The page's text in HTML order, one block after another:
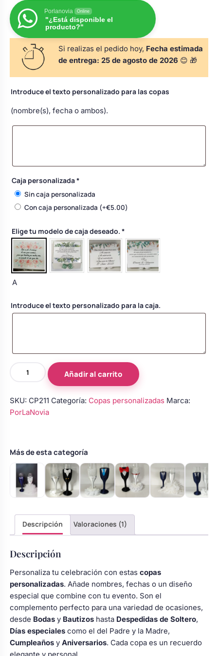
para arras
alianzas
damas de honor
bebé boda
floral coche
Perchas de comunión
personalizadas
Rasca y Gana para Comunión:
Sorpresas y Diversión
Bolsos personalizados
Neceseres personalizados
Otros regalos
Ver todo
Porlanovia Online
"¿Está disponible el
producto?"
Si realizas el pedido hoy, Fecha estimada
de entrega: 25 de agosto de 2026 😊 🎁
Introduce el texto personalizado para las copas
(nombre(s), fecha o ambos).
Caja personalizada*
Sin caja personalizada
Con caja personalizada (+€5.00)
Elige tu modelo de caja deseado. *
A
Introduce el texto personalizado para la caja.
personalizadas
en
tul
cantidad
Añadir al carrito
SKU: CP211 Categoría: Copas personalizadas Marca:
PorLaNovia
Más de esta categoría
Descripción Valoraciones (1)
Descripción
Personaliza tu celebración con estas copas
personalizadas. Añade nombres, fechas o un diseño
especial que combine con tu evento. Son el
complemento perfecto para una variedad de ocasiones,
desde Bodas y Bautizos hasta Despedidas de Soltero,
Días especiales como el del Padre y la Madre,
Cumpleaños y Aniversarios. Cada copa es un recuerdo